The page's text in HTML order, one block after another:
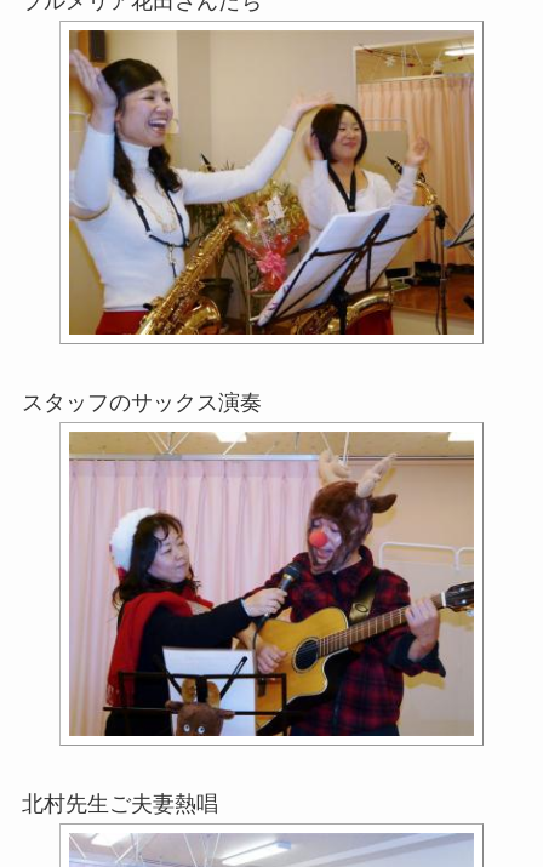
スタッフのサックス演奏
北村先生ご夫妻熱唱